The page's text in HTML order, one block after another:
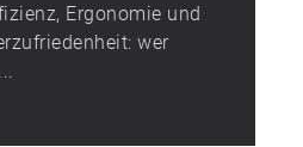
Ergonomie und
wer